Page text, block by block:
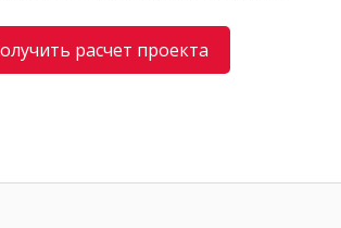
расчет проекта